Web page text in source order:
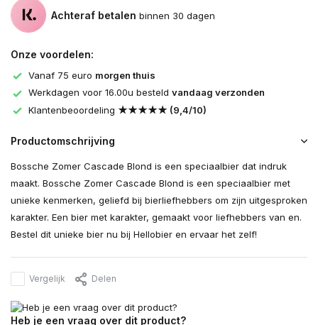
Achteraf betalen binnen 30 dagen
Onze voordelen:
Vanaf 75 euro morgen thuis
Werkdagen voor 16.00u besteld vandaag verzonden
Klantenbeoordeling ★★★★★ (9,4/10)
Productomschrijving
Bossche Zomer Cascade Blond is een speciaalbier dat indruk
maakt. Bossche Zomer Cascade Blond is een speciaalbier met
unieke kenmerken, geliefd bij bierliefhebbers om zijn uitgesproken
karakter. Een bier met karakter, gemaakt voor liefhebbers van en.
Bestel dit unieke bier nu bij Hellobier en ervaar het zelf!
Vergelijk Delen
Heb je een vraag over dit product?